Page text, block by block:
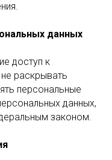
данных
доступ к
раскрывать
персональные
данных,
законом.